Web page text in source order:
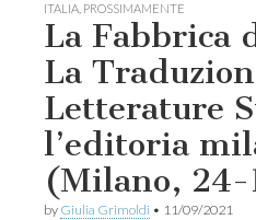
ITALIA PROSSIMAMENTE
La Fabbrica
La
Letterature
l’editoria
(Milano, 24-
by Giulia Grimoldi • 11/09/2021